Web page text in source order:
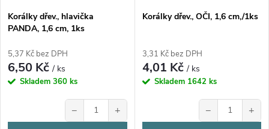
o
d
u
o
d
u
k
Korálky dřev., hlavička
PANDA, 1,6 cm, 1ks
5,37 Kč bez DPH
6,50 Kč/ ks
Skladem 360 ks
− +
Korálky dřev., OČI, 1,6 cm,/1ks
3,31 Kč bez DPH
4,01 Kč/ ks
Skladem 1642 ks
− +